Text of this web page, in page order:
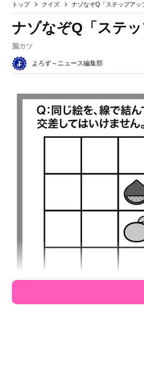
トップ クイズ ナゾなぞQ「ステップアッ
ナゾなぞQ「ステッ
脳カツ
よろず～ニュース編集部